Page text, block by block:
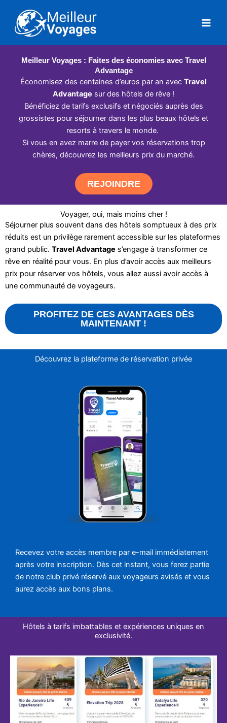
contenu
Meilleur Voyages : Faites des économies avec Travel
Advantage
Économisez des centaines d’euros par an avec Travel
Advantage sur des hôtels de rêve !
Bénéficiez de tarifs exclusifs et négociés auprès des
grossistes pour séjourner dans les plus beaux hôtels et
resorts à travers le monde.
Si vous en avez marre de payer vos réservations trop
chères, découvrez les meilleurs prix du marché.
REJOINDRE
Voyager, oui, mais moins cher !
Séjourner plus souvent dans des hôtels somptueux à des prix
réduits est un privilège rarement accessible sur les plateformes
grand public. Travel Advantage s’engage à transformer ce
rêve en réalité pour vous. En plus d’avoir accès aux meilleurs
prix pour réserver vos hôtels, vous allez aussi avoir accès à
une communauté de voyageurs.
PROFITEZ DE CES AVANTAGES DÈS
MAINTENANT !
Découvrez la plateforme de réservation privée
Recevez votre accès membre par e-mail immédiatement
après votre inscription. Dès cet instant, vous ferez partie
de notre club privé réservé aux voyageurs avisés et vous
aurez accès aux bons plans.
Hôtels à tarifs imbattables et expériences uniques en
exclusivité.